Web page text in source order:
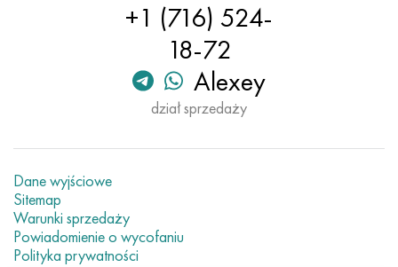
+1 (716) 524-
18-72
Alexey
dział sprzedaży
Dane wyjściowe
Sitemap
Warunki sprzedaży
Powiadomienie o wycofaniu
Polityka prywatności